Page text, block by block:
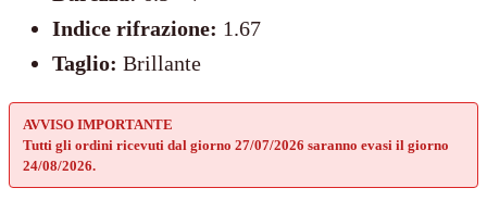
Indice rifrazione: 1.67
Taglio: Brillante
AVVISO IMPORTANTE
Tutti gli ordini ricevuti dal giorno 27/07/2026 saranno evasi il giorno
24/08/2026.